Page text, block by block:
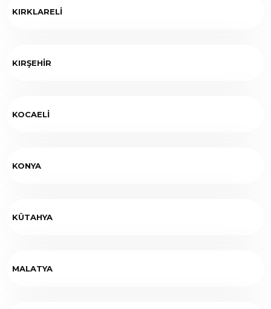
KIRKLARELİ
KIRŞEHİR
KOCAELİ
KONYA
KÜTAHYA
MALATYA